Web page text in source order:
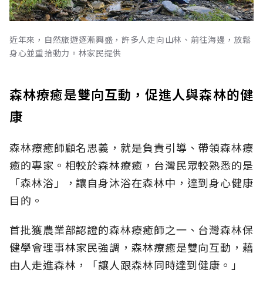
近年來，自然旅遊逐漸興盛，許多人走向山林、前往海邊，放鬆
身心並重拾動力。林家民提供
森林療癒是雙向互動，促進人與森林的健
康
森林療癒師顧名思義，就是負責引導、帶領森林療
癒的專家。相較於森林療癒，台灣民眾較熟悉的是
「森林浴」，讓自身沐浴在森林中，達到身心健康
目的。
首批獲農業部認證的森林療癒師之一、台灣森林保
健學會理事林家民強調，森林療癒是雙向互動，藉
由人走進森林，「讓人跟森林同時達到健康。」